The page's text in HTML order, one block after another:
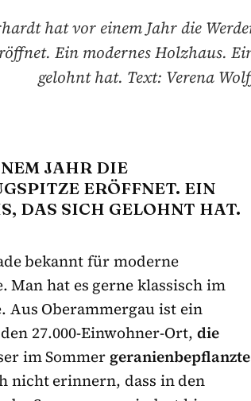
hat vor einem Jahr die
Ein modernes Holzhaus.
gelohnt hat. Text: Verena
JAHR DIE
ERÖFFNET. EIN M
SICH GELOHNT HAT. T
bekannt für moderne
hat es gerne klassisch im
Aus Oberammergau ist ein
27.000-Einwohner-Ort, die
im Sommer geranienbepflanzte
nicht erinnern, dass in den